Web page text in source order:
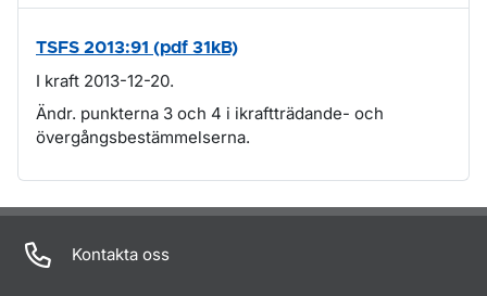
TSFS 2013:91 (pdf 31kB)
I kraft 2013-12-20.
Ändr. punkterna 3 och 4 i ikraftträdande- och
övergångsbestämmelserna.
Om sidan
Kontakta oss